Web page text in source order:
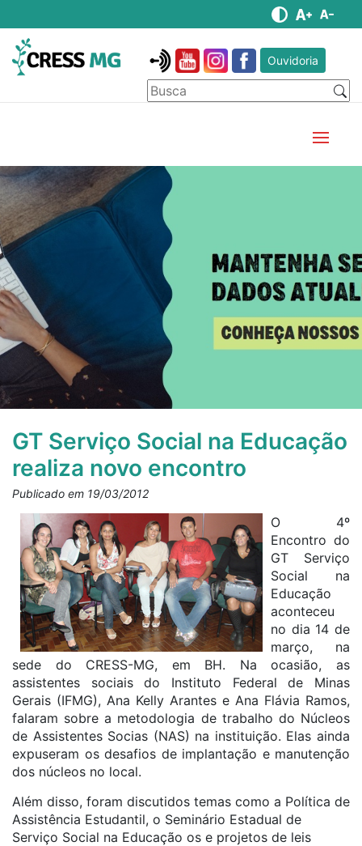
Ouvidoria
GT Serviço Social na Educação
realiza novo encontro
Publicado em 19/03/2012
O 4º
Encontro do
GT Serviço
Social na
Educação
aconteceu
no dia 14 de
março, na
sede do CRESS-MG, em BH. Na ocasião, as
assistentes sociais do Instituto Federal de Minas
Gerais (IFMG), Ana Kelly Arantes e Ana Flávia Ramos,
falaram sobre a metodologia de trabalho do Núcleos
de Assistentes Socias (NAS) na instituição. Elas ainda
expuseram os desafios de implantação e manutenção
dos núcleos no local.
Além disso, foram discutidos temas como a Política de
Assistência Estudantil, o Seminário Estadual de
Serviço Social na Educação os e projetos de leis